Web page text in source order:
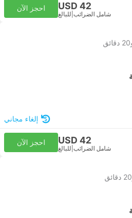
USD 42
شامل الضرائب للبالغ
احجز الآن
إلغاء مجاني
USD 42
شامل الضرائب للبالغ
احجز الآن